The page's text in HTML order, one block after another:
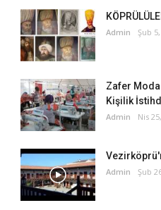
Admin Şub
Zafer
Kişilik
Admin Nis
Admin Şub